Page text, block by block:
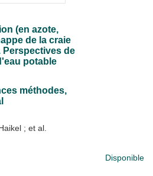
(en azote,
de la craie
Perspectives de
potable
méthodes,
; et al.
Disponible